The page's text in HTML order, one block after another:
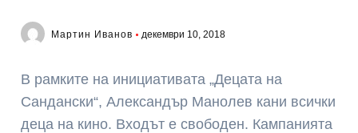
Мартин Иванов декември 10, 2018
В рамките на инициативата „Децата на
Сандански“, Александър Манолев кани всички
деца на кино. Входът е свободен. Кампанията